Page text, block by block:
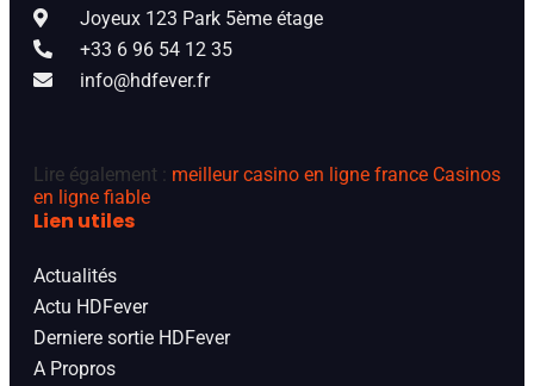
Joyeux 123 Park 5ème étage
+33 6 96 54 12 35
info@hdfever.fr
Lire également : meilleur casino en ligne france Casinos
en ligne fiable
Lien utiles
Actualités
Actu HDFever
Derniere sortie HDFever
A Propros